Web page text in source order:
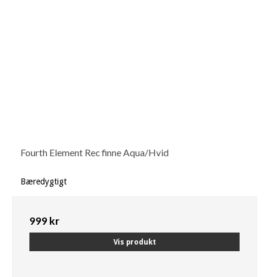
Fourth Element Rec finne Aqua/Hvid
Bæredygtigt
999 kr
Vis produkt